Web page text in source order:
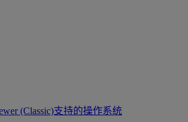
(Classic)支持的操作系统